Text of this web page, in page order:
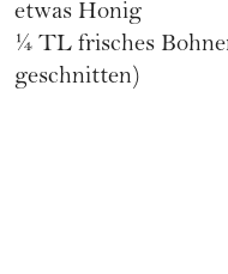
etwas Honig
¼ TL frisches
geschnitten)